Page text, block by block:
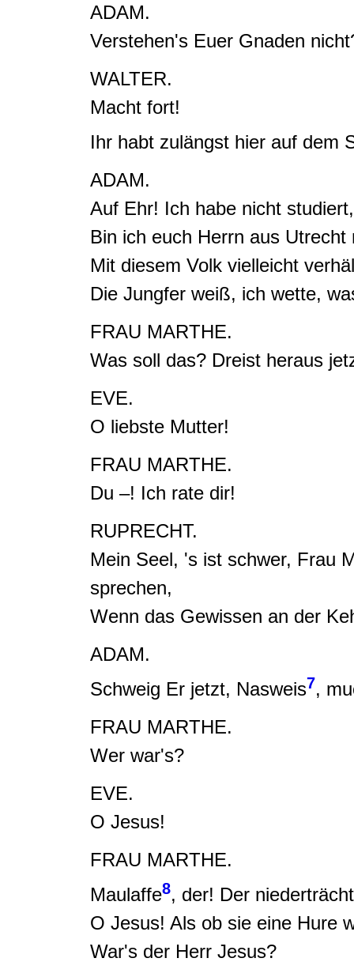
ADAM.
Verstehen's Euer Gnaden
WALTER.
Macht fort!
Ihr habt zulängst hier auf dem
ADAM.
Auf Ehr! Ich habe nicht
Bin ich euch Herrn aus
Mit diesem Volk vielleicht
Die Jungfer weiß, ich wette,
FRAU MARTHE.
Was soll das? Dreist heraus
EVE.
O liebste Mutter!
FRAU MARTHE.
Du –! Ich rate dir!
RUPRECHT.
Mein Seel, 's ist schwer, Frau
sprechen,
Wenn das Gewissen an der
ADAM.
Schweig Er jetzt, Nasweis7,
FRAU MARTHE.
Wer war's?
EVE.
O Jesus!
FRAU MARTHE.
Maulaffe8, der! Der
O Jesus! Als ob sie eine Hure
War's der Herr Jesus?